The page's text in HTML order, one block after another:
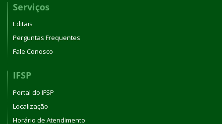
Serviços
Editais
Perguntas Frequentes
Fale Conosco
IFSP
Portal do IFSP
Localização
Horário de Atendimento